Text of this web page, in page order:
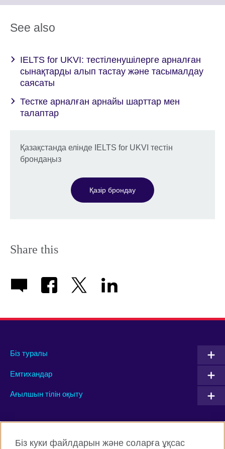
See also
IELTS for UKVI: тестіленушілерге арналған
сынақтарды алып тастау және тасымалдау
саясаты
Тестке арналған арнайы шарттар мен
талаптар
Қазақстанда елінде IELTS for UKVI тестін
брондаңыз
Қазір брондау
Share this
Біз туралы
Емтихандар
Ағылшын тілін оқыту
Connect with us
Біз куки файлдарын және соларға ұқсас